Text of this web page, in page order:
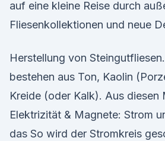
auf eine kleine Reise durch
Fliesenkollektionen und neue
Herstellung von
bestehen aus Ton, Kaolin
Kreide (oder Kalk). Aus diesen
Elektrizität & Magnete: Strom
das So wird der Stromkreis